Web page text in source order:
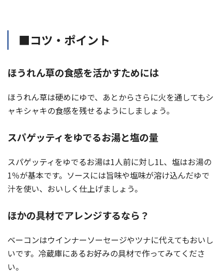
■コツ・ポイント
ほうれん草の食感を活かすためには
ほうれん草は硬めにゆで、あとからさらに火を通してもシ
ャキシャキの食感を残せるようにしましょう。
スパゲッティをゆでるお湯と塩の量
スパゲッティをゆでるお湯は1人前に対し1L、塩はお湯の
1％が基本です。ソースには旨味や塩味が溶け込んだゆで
汁を使い、おいしく仕上げましょう。
ほかの具材でアレンジするなら？
ベーコンはウインナーソーセージやツナに代えてもおいし
いです。冷蔵庫にあるお好みの具材で作ってみてくださ
い。